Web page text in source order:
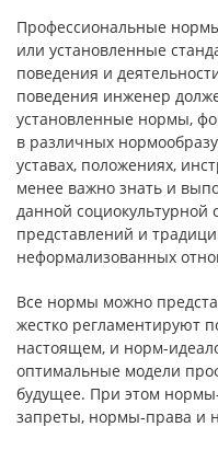
Профессиональные
или установленные
поведения и
поведения инженер
установленные нормы,
в различных
уставах, положениях,
менее важно знать и
данной социокультурной
представлений и
неформализованных
Все нормы можно
жестко регламентируют
настоящем, и норм-
оптимальные модели
будущее. При этом
запреты, нормы-права и